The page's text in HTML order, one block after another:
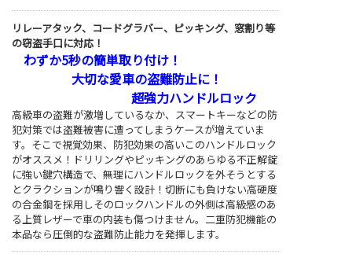
リレーアタック、コードグラバー、ピッキング、窓割り等
の窃盗手口に対応！
わずか5秒の簡単取り付け！
大切な愛車の盗難防止に！
超強力ハンドルロック
高級車の盗難が激増しているなか、スマートキーなどの防
犯対策では盗難被害に遭ってしまうケースが増えていま
す。そこで視覚効果、防犯効果の高いこのハンドルロック
がオススメ！ドリリングやピッキングのあらゆる不正解錠
に強い鍵穴構造で、無理にハンドルロックを外そうとする
とクラクションが鳴り響く設計！切断にも負けない高硬度
の合金鋼を採用しそのロックハンドルの外側は高級感のあ
る上質レザーで車の内装も傷つけません。二重防犯機能の
本品なら圧倒的な盗難防止能力を発揮します。